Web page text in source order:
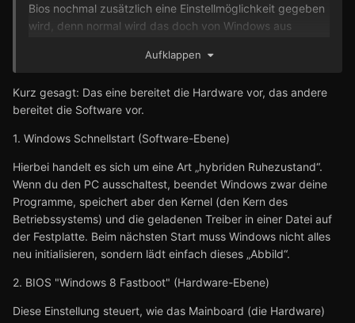
Bios nochmal zusätzlich eine Einstellmöglichkeit gegeben
wird, denn normal wird das doch von Windows aus
Schnellstart aktiviere, es im Bios aber deaktiviere?
Aufklappen
Kurz gesagt: Das eine bereitet die Hardware vor, das andere
bereitet die Software vor.
1. Windows Schnellstart (Software-Ebene)
Hierbei handelt es sich um eine Art „hybriden Ruhezustand“.
Wenn du den PC ausschaltest, beendet Windows zwar deine
Programme, speichert aber den Kernel (den Kern des
Betriebssystems) und die geladenen Treiber in einer Datei auf
der Festplatte. Beim nächsten Start muss Windows nicht alles
neu initialisieren, sondern lädt einfach dieses „Abbild“.
2. BIOS "Windows 8 Fastboot" (Hardware-Ebene)
Diese Einstellung steuert, wie das Mainboard (die Hardware)